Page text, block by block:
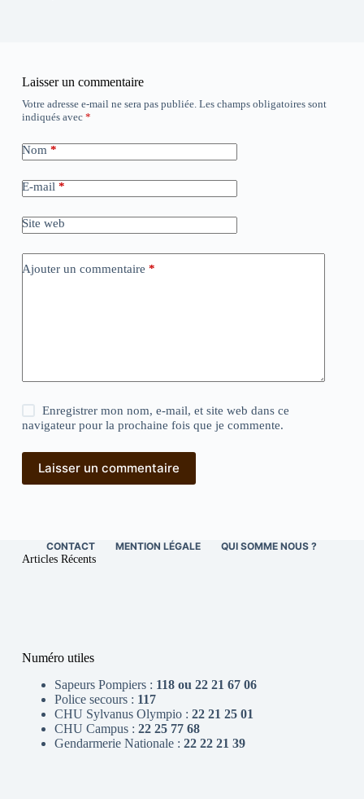
Laisser un commentaire
Votre adresse e-mail ne sera pas publiée. Les champs obligatoires sont
indiqués avec *
Nom *
E-mail *
Site web
Ajouter un commentaire *
Enregistrer mon nom, e-mail, et site web dans ce
navigateur pour la prochaine fois que je commente.
Laisser un commentaire
CONTACT MENTION LÉGALE QUI SOMME NOUS ?
Articles Récents
Numéro utiles
Sapeurs Pompiers : 118 ou 22 21 67 06
Police secours : 117
CHU Sylvanus Olympio : 22 21 25 01
CHU Campus : 22 25 77 68
Gendarmerie Nationale : 22 22 21 39